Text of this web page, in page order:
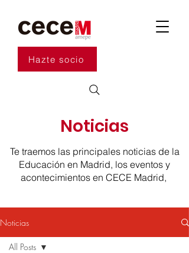
Hazte socio
Noticias
Te traemos las principales noticias de la
Educación en Madrid, los eventos y
acontecimientos en CECE Madrid,
Noticias
All Posts